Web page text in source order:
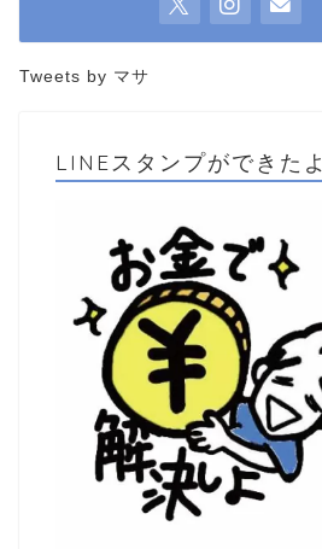
Tweets by マサ
LINEスタンプができたよ